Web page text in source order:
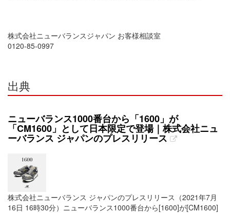
株式会社ニューバランスジャパン お客様相談室
0120-85-0997
出典
ニューバランス1000番台から「1600」が
「CM1600」として日本限定で登場｜株式会社ニュ
ーバランス ジャパンのプレスリリース
株式会社ニューバランス ジャパンのプレスリリース（2021年7月
16日 16時30分）ニューバランス1000番台から[1600]が[CM1600]